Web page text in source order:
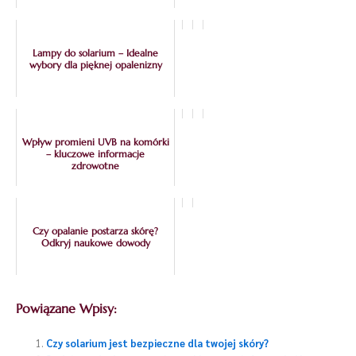
Lampy do solarium – Idealne
wybory dla pięknej opalenizny
Wpływ promieni UVB na komórki
– kluczowe informacje
zdrowotne
Czy opalanie postarza skórę?
Odkryj naukowe dowody
Powiązane Wpisy:
Czy solarium jest bezpieczne dla twojej skóry?